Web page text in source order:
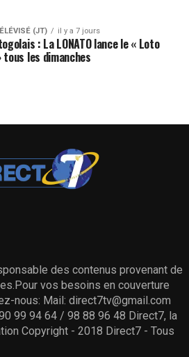
(JT) il y a 7 jours
: La LONATO lance le « Loto
tous les dimanches
des contenus provenant de
vos besoins en couverture
nous: Mail: direct7tv@gmail.com
99 94 64 / 98 88 96 48 Direct7, la
Copyright - 2018 Direct7 - Tous